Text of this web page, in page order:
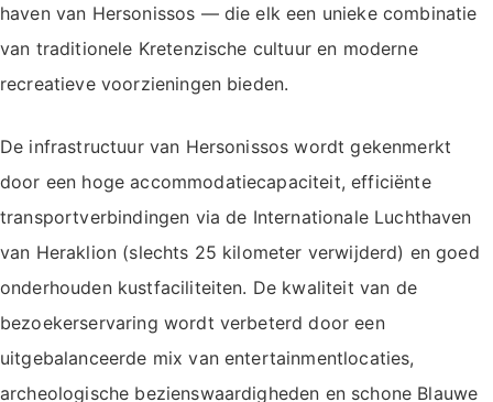
haven van Hersonissos — die elk een unieke combinatie
van traditionele Kretenzische cultuur en moderne
recreatieve voorzieningen bieden.
De infrastructuur van Hersonissos wordt gekenmerkt
door een hoge accommodatiecapaciteit, efficiënte
transportverbindingen via de Internationale Luchthaven
van Heraklion (slechts 25 kilometer verwijderd) en goed
onderhouden kustfaciliteiten. De kwaliteit van de
bezoekerservaring wordt verbeterd door een
uitgebalanceerde mix van entertainmentlocaties,
archeologische bezienswaardigheden en schone Blauwe